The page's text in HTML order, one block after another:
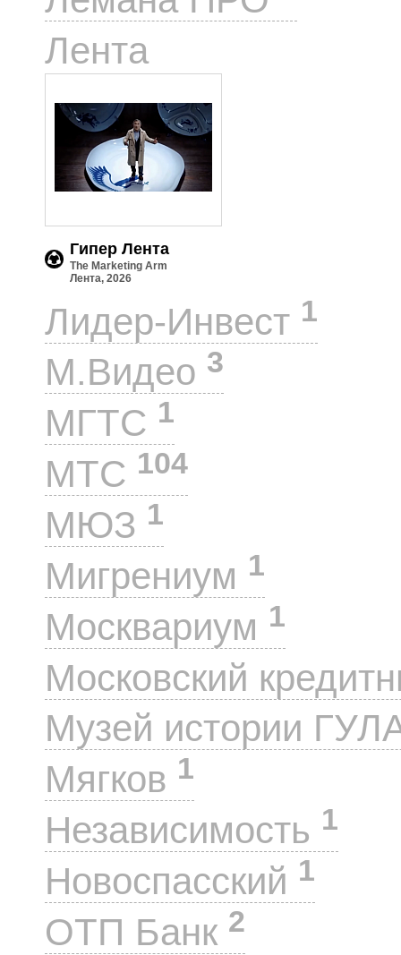
Лента
Гипер Лента
The Marketing Arm
Лента, 2026
Лидер-Инвест 1
М.Видео 3
МГТС 1
МТС 104
МЮЗ 1
Мигрениум 1
Москвариум 1
Московский
Музей истории
Мягков 1
Независимость 1
Новоспасский 1
ОТП Банк 2